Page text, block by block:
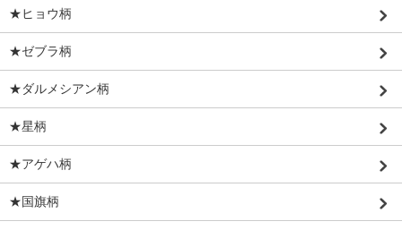
★ヒョウ柄
★ゼブラ柄
★ダルメシアン柄
★星柄
★アゲハ柄
★国旗柄